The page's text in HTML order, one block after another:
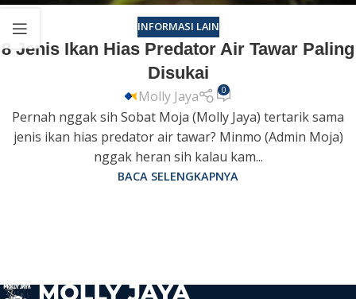
INFORMASI LAIN
8 Jenis Ikan Hias Predator Air Tawar Paling
Disukai
Molly Jaya 0
Pernah nggak sih Sobat Moja (Molly Jaya) tertarik sama
jenis ikan hias predator air tawar? Minmo (Admin Moja)
nggak heran sih kalau kam...
BACA SELENGKAPNYA